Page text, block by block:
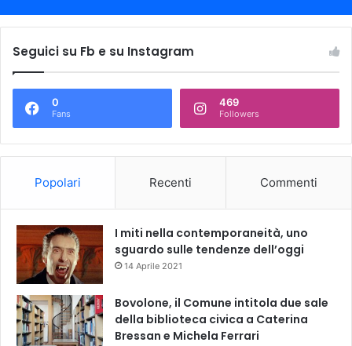
Seguici su Fb e su Instagram
0
Fans
469
Followers
Popolari Recenti Commenti
I miti nella contemporaneità, uno
sguardo sulle tendenze dell’oggi
14 Aprile 2021
Bovolone, il Comune intitola due sale
della biblioteca civica a Caterina
Bressan e Michela Ferrari